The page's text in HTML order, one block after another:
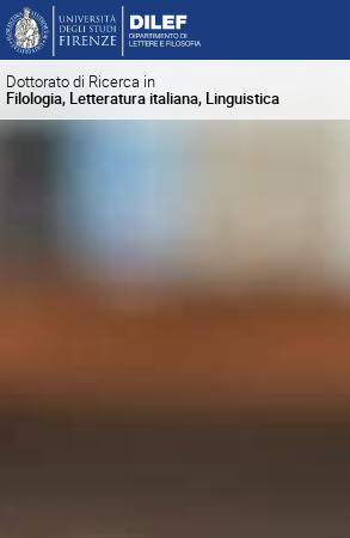
Dottorato di Ricerca in
Filologia, Letteratura italiana, Linguistica